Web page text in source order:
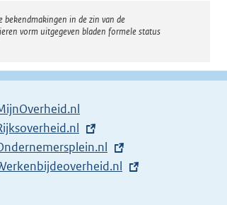
:e
n
:
bekendmakingen in de zin van de
vorm uitgegeven bladen formele status